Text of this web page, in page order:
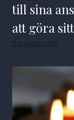
till sina
att göra
8 augusti 2026